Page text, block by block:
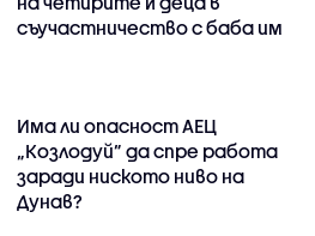
съучастничество с баба им
Има ли опасност АЕЦ
„Козлодуй” да спре работа
заради ниското ниво на
Дунав?